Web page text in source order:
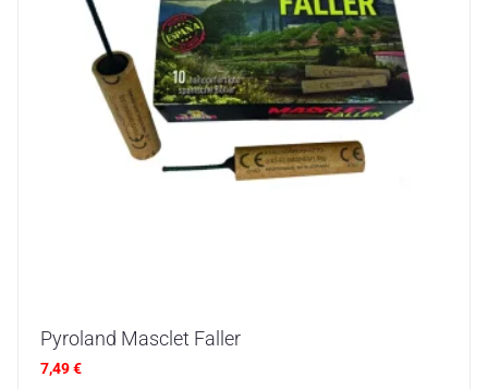
Pyroland Masclet Faller
7,49€